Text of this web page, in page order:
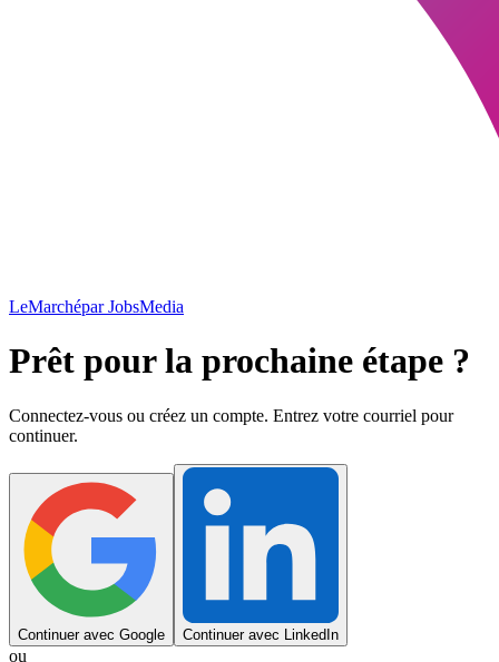
LeMarchépar JobsMedia
Prêt pour la prochaine étape ?
Connectez-vous ou créez un compte. Entrez votre courriel pour
continuer.
Continuer avec Google Continuer avec LinkedIn
ou